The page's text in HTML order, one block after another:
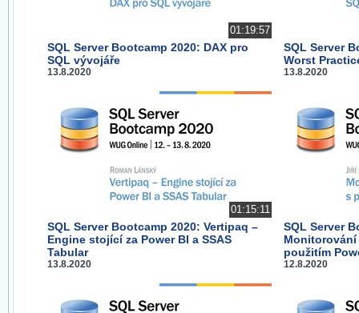
01:19:57
SQL Server Bootcamp 2020: DAX pro
SQL vývojáře
13.8.2020
SQL Server
Worst
13.8.2020
01:15:11
SQL Server Bootcamp 2020: Vertipaq –
Engine stojící za Power BI a SSAS
Tabular
13.8.2020
SQL Server
použitím
12.8.2020